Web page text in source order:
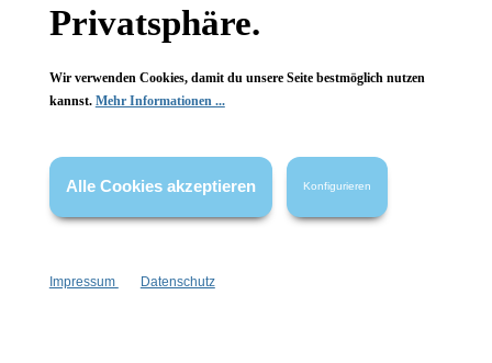
Vertrag widerrufen
wenn nicht anders angegeben.
Privatsphäre.
Wir verwenden Cookies, damit du unsere Seite bestmöglich nutzen
kannst. Mehr Informationen ...
Alle Cookies akzeptieren Konfigurieren
Impressum Datenschutz